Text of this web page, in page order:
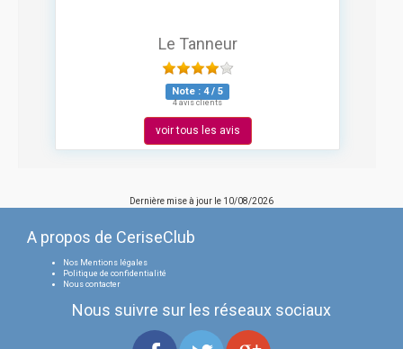
Le Tanneur
Note : 4/ 5
4 avis clients
voir tous les avis
Dernière mise à jour le 10/08/2026
A propos de CeriseClub
Nos Mentions légales
Politique de confidentialité
Nous contacter
Nous suivre sur les réseaux sociaux